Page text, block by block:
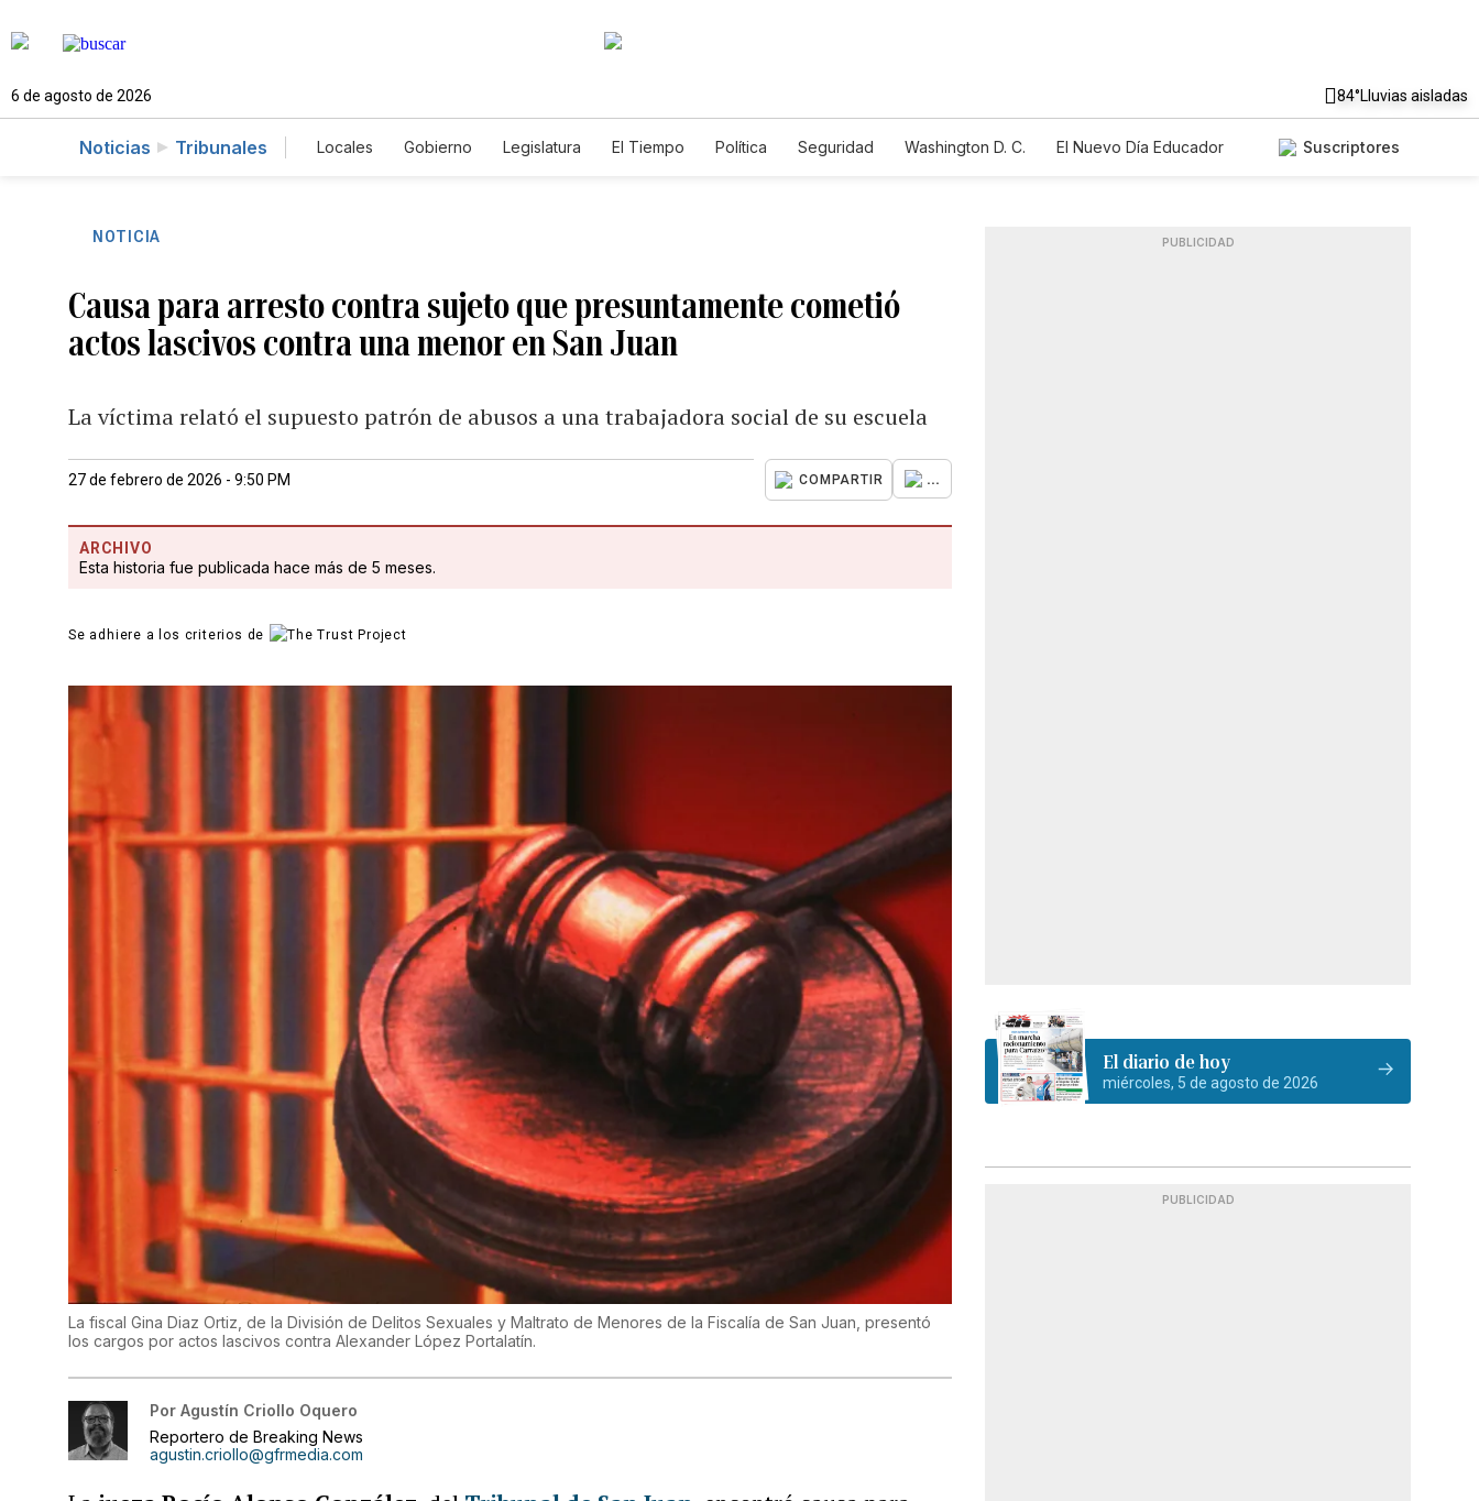
6 de agosto de 2026 84°Lluvias aisladas
Noticias Tribunales Locales Gobierno Legislatura El Tiempo Política Seguridad Washington D. C.
El Nuevo Día Educador
Suscriptores
NOTICIA
Causa para arresto contra sujeto que presuntamente cometió
actos lascivos contra una menor en San Juan
La víctima relató el supuesto patrón de abusos a una trabajadora social de su escuela
27 de febrero de 2026 - 9:50 PM COMPARTIR ...
ARCHIVO
Esta historia fue publicada hace más de 5 meses.
Se adhiere a los criterios de
La fiscal Gina Diaz Ortiz, de la División de Delitos Sexuales y Maltrato de Menores de la Fiscalía de San Juan, presentó
los cargos por actos lascivos contra Alexander López Portalatín.
Por Agustín Criollo Oquero
Reportero de Breaking News
agustin.criollo@gfrmedia.com
PUBLICIDAD
El diario de hoy
miércoles, 5 de agosto de 2026
PUBLICIDAD